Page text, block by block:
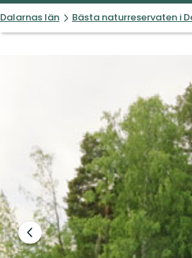
Dalarnas län Bästa naturreservaten i
Föregående
bild